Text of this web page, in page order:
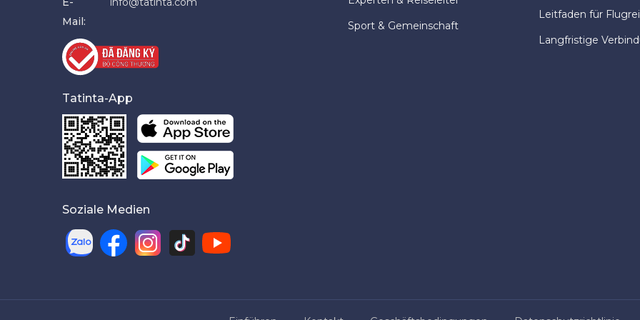
Mail:
Tatinta-App
Soziale Medien
Sport & Gemeinschaft
Leitfaden für
Langfristige